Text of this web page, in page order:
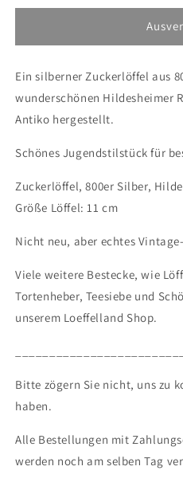
Silberlöffel
Zucker,
Silber,
Rosenmuster
Silberlöffel
Zucker,
Silber,
Ein silberner Zuckerlöffel aus
wunderschönen Hildesheimer
Antiko hergestellt.
Schönes Jugendstilstück für
Zuckerlöffel, 800er Silber,
Größe Löffel: 11 cm
Nicht neu, aber echtes
Viele weitere Bestecke, wie
Tortenheber, Teesiebe und
unserem Loeffelland Shop.
Bitte zögern Sie nicht, uns zu
haben.
Alle Bestellungen mit
werden noch am selben Tag